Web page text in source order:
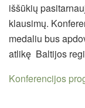
iššūkių
klausimų.
medaliu bus
atlikę Baltijos
Konferencijos